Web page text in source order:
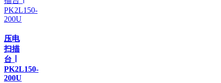
压电
扫描
台 ∣
PK2L150-
200U